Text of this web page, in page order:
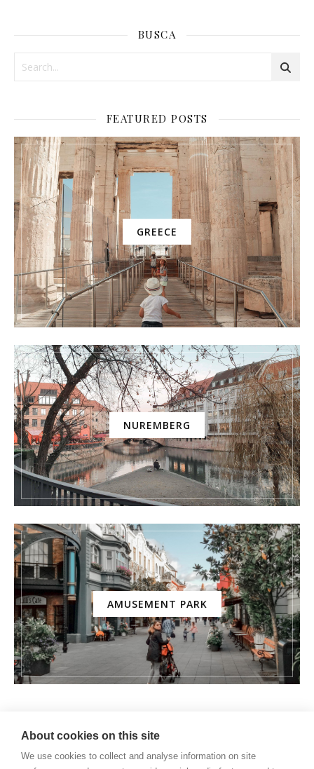
BUSCA
FEATURED POSTS
GREECE
NUREMBERG
AMUSEMENT PARK
About cookies on this site
We use cookies to collect and analyse information on site